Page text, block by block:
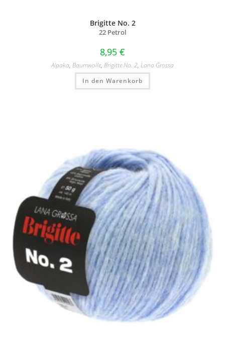
Brigitte No. 2
22 Petrol
8,95 €
Alpaka, Baumwolle, Brigitte No. 2, Lana Grossa
In den Warenkorb